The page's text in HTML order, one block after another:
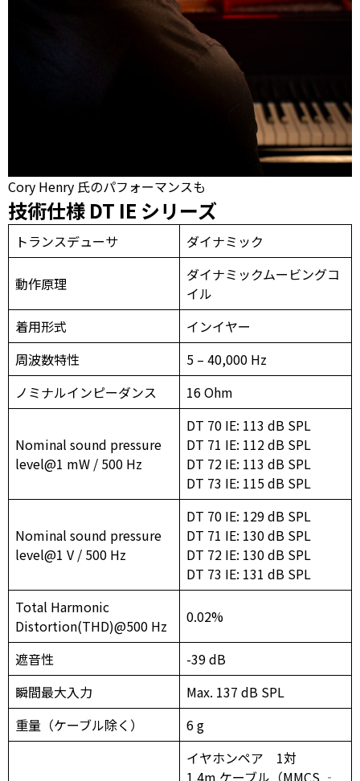
Cory Henry 氏のパフォーマンスも
技術仕様 DT IE シリーズ
トランスデューサ ダイナミック
動作原理
ダイナミックムービングコ
イル
着用形式
インイヤー
周波数特性
5 – 40,000 Hz
ノミナルインピーダンス
16 Ohm
Nominal sound pressure
level@1 mW / 500 Hz
DT 70 IE: 113 dB SPL
DT 71 IE: 112 dB SPL
DT 72 IE: 113 dB SPL
DT 73 IE: 115 dB SPL
Nominal sound pressure
level@1 V / 500 Hz
DT 70 IE: 129 dB SPL
DT 71 IE: 130 dB SPL
DT 72 IE: 130 dB SPL
DT 73 IE: 131 dB SPL
Total Harmonic
Distortion(THD)@500 Hz
0.02%
遮音性
-39 dB
瞬間最大入力
Max. 137 dB SPL
重量（ケーブル除く）
6 g
イヤホンペア 1対
1.4m ケーブル（MMCS ‐